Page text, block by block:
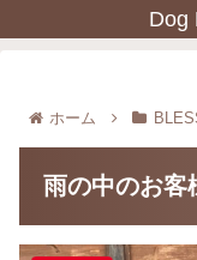
Dog
ホーム
雨の中のお客